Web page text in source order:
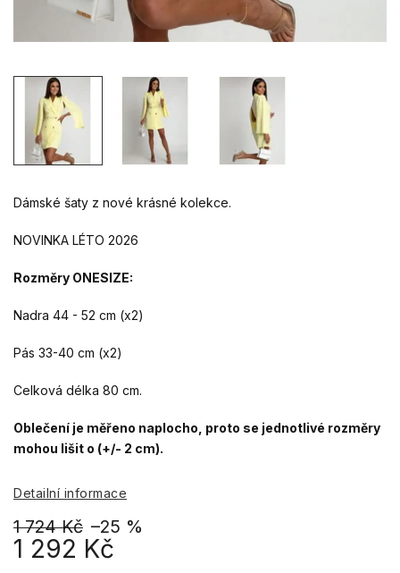
1 724 Kč –25 %
1 292 Kč
Dámské šaty z nové krásné kolekce.
NOVINKA LÉTO 2026
Rozměry ONESIZE:
Nadra 44 - 52 cm (x2)
Pás 33-40 cm (x2)
Celková délka 80 cm.
Oblečení je měřeno naplocho, proto se jednotlivé rozměry
mohou lišit o (+/- 2 cm).
Detailní informace